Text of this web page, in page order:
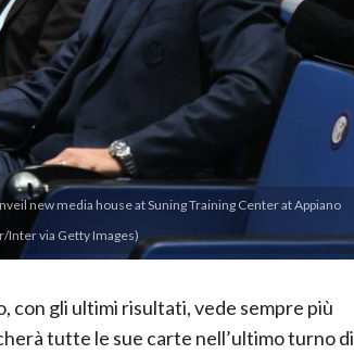
new media house at Suning Training Center at Appiano
Inter via Getty Images)
con gli ultimi risultati, vede sempre più
tutte le sue carte nell’ultimo turno di